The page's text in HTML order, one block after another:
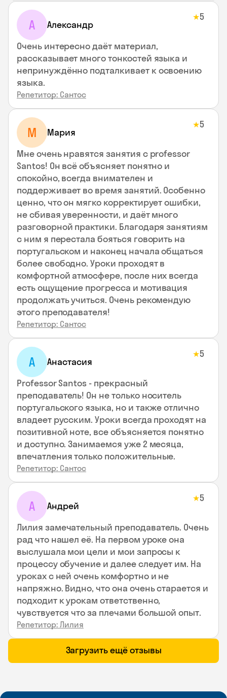
А Александр
★5
Очень интересно даёт материал,
рассказывает много тонкостей языка и
непринуждённо подталкивает к освоению
языка.
Репетитор: Сантос
М Мария
★5
Мне очень нравятся занятия с professor
Santos! Он всё объясняет понятно и
спокойно, всегда внимателен и
поддерживает во время занятий. Особенно
ценно, что он мягко корректирует ошибки,
не сбивая уверенности, и даёт много
разговорной практики. Благодаря занятиям
с ним я перестала бояться говорить на
португальском и наконец начала общаться
более свободно. Уроки проходят в
комфортной атмосфере, после них всегда
есть ощущение прогресса и мотивация
продолжать учиться. Очень рекомендую
этого преподавателя!
Репетитор: Сантос
А Анастасия
★5
Professor Santos - прекрасный
преподаватель! Он не только носитель
португальского языка, но и также отлично
владеет русским. Уроки всегда проходят на
позитивной ноте, все объясняется понятно
и доступно. Занимаемся уже 2 месяца,
впечатления только положительные.
Репетитор: Сантос
А Андрей
★5
Лилия замечательный преподаватель. Очень
рад что нашел её. На первом уроке она
выслушала мои цели и мои запросы к
процессу обучение и далее следует им. На
уроках с ней очень комфортно и не
напряжно. Видно, что она очень старается и
подходит к урокам ответственно,
чувствуется что за плечами большой опыт.
Репетитор: Лилия
Загрузить ещё отзывы